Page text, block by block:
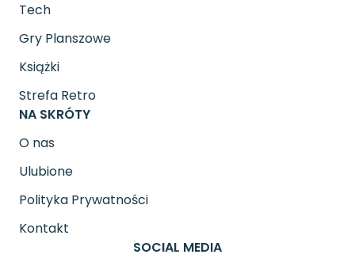
Tech
Gry Planszowe
Książki
Strefa Retro
NA SKRÓTY
O nas
Ulubione
Polityka Prywatności
Kontakt
SOCIAL MEDIA